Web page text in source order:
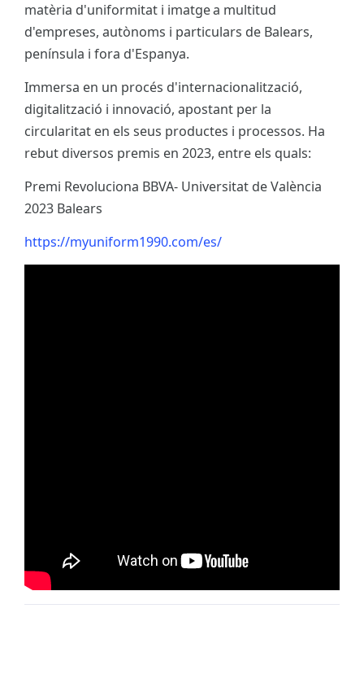
matèria d'uniformitat i imatge a multitud
d'empreses, autònoms i particulars de Balears,
península i fora d'Espanya.
Immersa en un procés d'internacionalització,
digitalització i innovació, apostant per la
circularitat en els seus productes i processos. Ha
rebut diversos premis en 2023, entre els quals:
Premi Revoluciona BBVA- Universitat de València
2023 Balears
https://myuniform1990.com/es/